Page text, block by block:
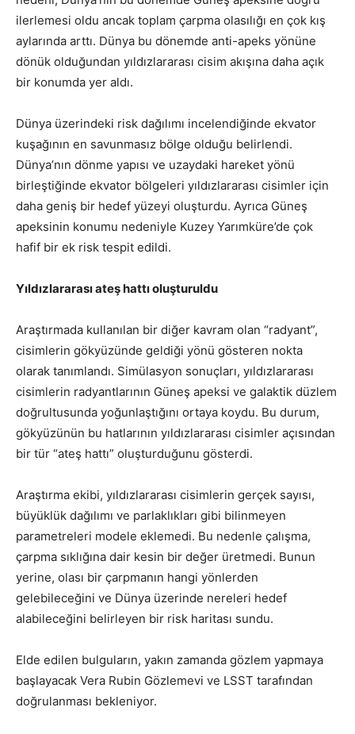
ilerlemesi oldu ancak toplam çarpma olasılığı en çok kış
aylarında arttı. Dünya bu dönemde anti-apeks yönüne
dönük olduğundan yıldızlararası cisim akışına daha açık
bir konumda yer aldı.
Dünya üzerindeki risk dağılımı incelendiğinde ekvator
kuşağının en savunmasız bölge olduğu belirlendi.
Dünya’nın dönme yapısı ve uzaydaki hareket yönü
birleştiğinde ekvator bölgeleri yıldızlararası cisimler için
daha geniş bir hedef yüzeyi oluşturdu. Ayrıca Güneş
apeksinin konumu nedeniyle Kuzey Yarımküre’de çok
hafif bir ek risk tespit edildi.
Yıldızlararası ateş hattı oluşturuldu
Araştırmada kullanılan bir diğer kavram olan “radyant”,
cisimlerin gökyüzünde geldiği yönü gösteren nokta
olarak tanımlandı. Simülasyon sonuçları, yıldızlararası
cisimlerin radyantlarının Güneş apeksi ve galaktik düzlem
doğrultusunda yoğunlaştığını ortaya koydu. Bu durum,
gökyüzünün bu hatlarının yıldızlararası cisimler açısından
bir tür “ateş hattı” oluşturduğunu gösterdi.
Araştırma ekibi, yıldızlararası cisimlerin gerçek sayısı,
büyüklük dağılımı ve parlaklıkları gibi bilinmeyen
parametreleri modele eklemedi. Bu nedenle çalışma,
çarpma sıklığına dair kesin bir değer üretmedi. Bunun
yerine, olası bir çarpmanın hangi yönlerden
gelebileceğini ve Dünya üzerinde nereleri hedef
alabileceğini belirleyen bir risk haritası sundu.
Elde edilen bulguların, yakın zamanda gözlem yapmaya
başlayacak Vera Rubin Gözlemevi ve LSST tarafından
doğrulanması bekleniyor.